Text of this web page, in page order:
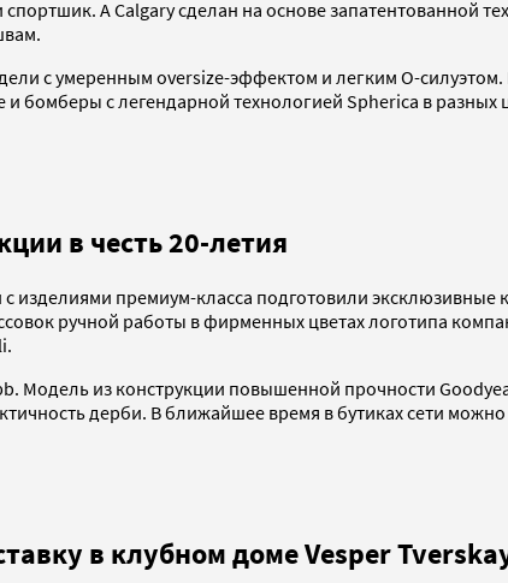
А Calgary сделан на основе запатентованной
с умеренным oversize-эффектом и легким О-силуэтом.
с легендарной технологией Spherica в разных
в честь 20-летия
изделиями премиум-класса подготовили
ручной работы в фирменных цветах логотипа
Модель из конструкции повышенной прочности
дерби. В ближайшее время в бутиках сети
в клубном доме Vesper